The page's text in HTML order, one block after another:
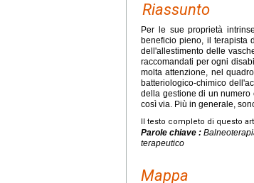
Riassunto
Per le sue proprietà
beneficio pieno, il terapista
dell'allestimento delle
raccomandati per ogni
molta attenzione, nel
batteriologico-chimico
della gestione di un numero
così via. Più in generale,
Il testo completo di questo
Parole chiave :
terapeutico
Mappa